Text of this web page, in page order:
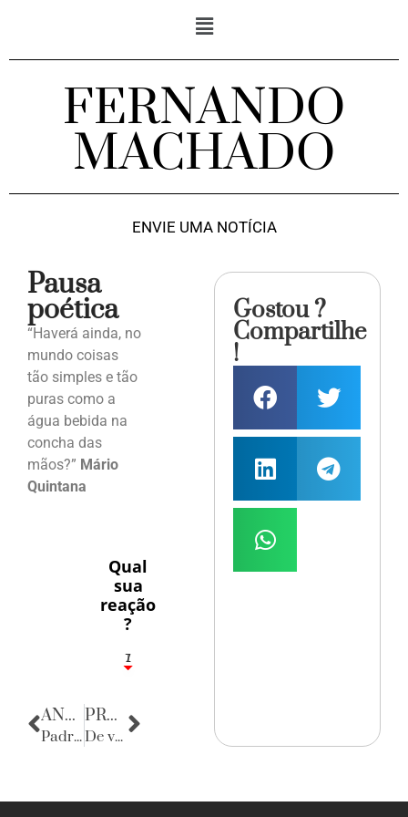
FERNANDO
MACHADO
ENVIE UMA NOTÍCIA
Pausa
poética
“Haverá ainda, no
mundo coisas
tão simples e tão
puras como a
água bebida na
concha das
mãos?” Mário
Quintana
Qual
sua
reação
?
1
7
ANTERIOR
Padroeira do Recife
PRÓXIMA
De volta para o passado
Gostou ?
Compartilhe
!